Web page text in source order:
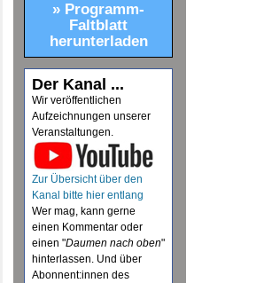
» Programm-
Faltblatt
herunterladen
Der Kanal ...
Wir veröffentlichen
Aufzeichnungen unserer
Veranstaltungen.
Zur Übersicht über den
Kanal bitte hier entlang
Wer mag, kann gerne
einen Kommentar oder
einen "Daumen nach oben"
hinterlassen. Und über
Abonnent:innen des